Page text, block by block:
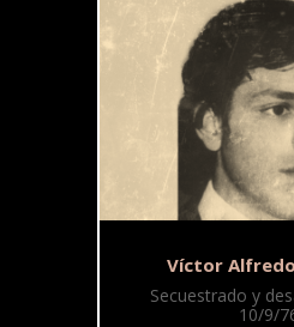
Víctor
Secuestrado y
10/9/